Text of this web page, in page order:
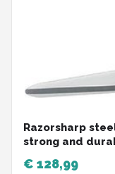
Razorsharp
strong and
€ 128,99